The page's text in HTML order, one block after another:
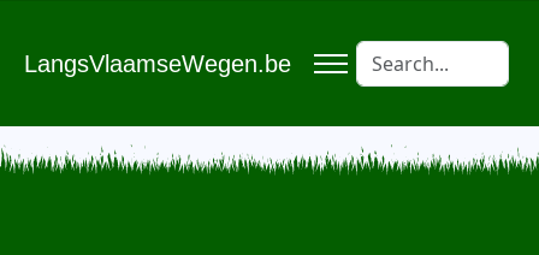
LangsVlaamseWegen.be